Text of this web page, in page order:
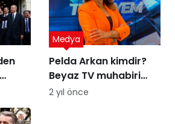
Pelda Arkan kimdir?
Beyaz TV muhabiri
Pelda Arkan kaç
Medya
2 yıl önce